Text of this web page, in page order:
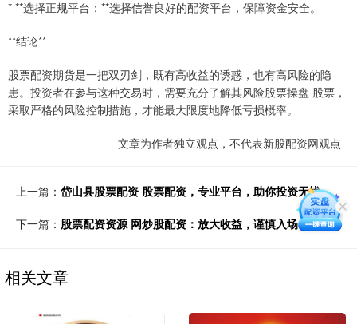
* **选择正规平台：**选择信誉良好的配资平台，保障资金安全。
**结论**
股票配资期货是一把双刃剑，既有高收益的诱惑，也有高风险的隐
患。投资者在参与这种交易时，需要充分了解其风险股票操盘 股票，
采取严格的风险控制措施，才能最大限度地降低亏损概率。
文章为作者独立观点，不代表新股配资网观点
上一篇： 岱山县股票配资 股票配资，专业平台，助你投资无忧
下一篇： 股票配资资源 网炒股配资：放大收益，谨慎入场
相关文章